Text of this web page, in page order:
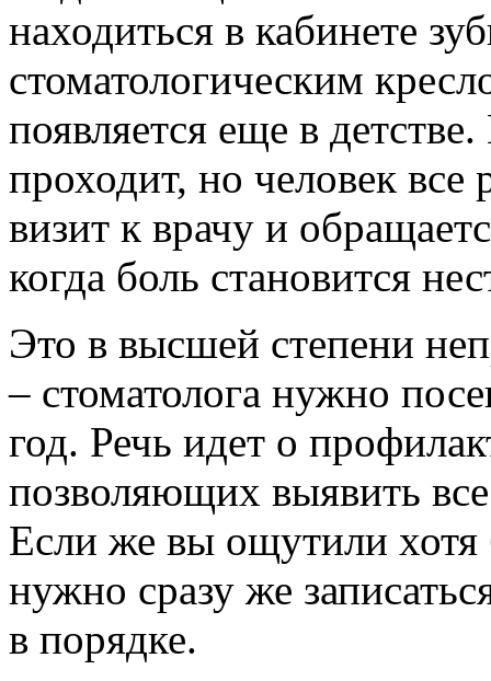
находиться в кабинете
стоматологическим
появляется еще в
проходит, но человек все
визит к врачу и
когда боль становится
Это в высшей степени
– стоматолога нужно
год. Речь идет о
позволяющих выявить
Если же вы ощутили
нужно сразу же
в порядке.